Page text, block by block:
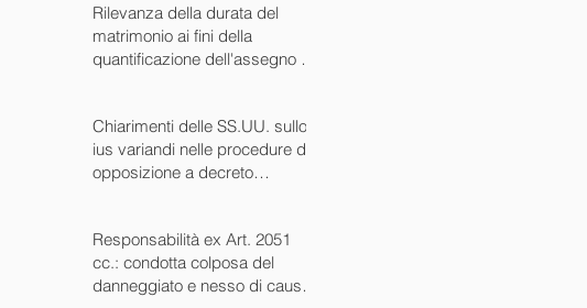
Rilevanza della durata del
matrimonio ai fini della
quantificazione dell'assegno di
Chiarimenti delle SS.UU. sullo
ius variandi nelle procedure di
opposizione a decreto
Responsabilità ex Art. 2051
cc.: condotta colposa del
danneggiato e nesso di causa